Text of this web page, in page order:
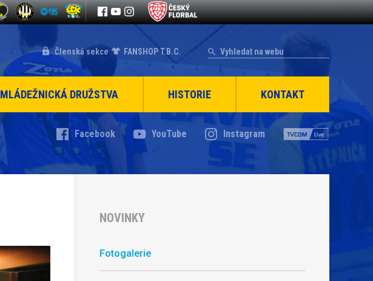
Členská sekce FANSHOP T.B.C.
MLÁDEŽNICKÁ DRUŽSTVA HISTORIE KONTAKT
Facebook YouTube Instagram
NOVINKY
Fotogalerie